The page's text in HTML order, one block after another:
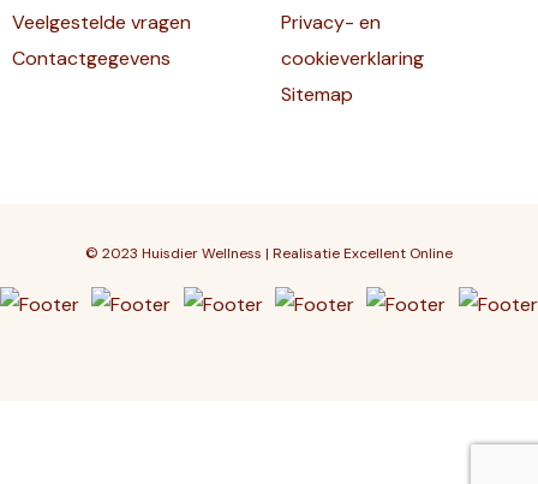
Veelgestelde vragen
Contactgegevens
Privacy- en
cookieverklaring
Sitemap
© 2023 Huisdier Wellness | RealisatieExcellent Online